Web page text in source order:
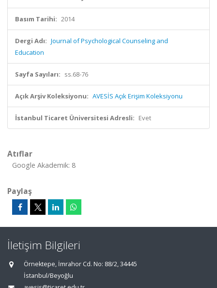
Basım Tarihi: 2014
Dergi Adı: Journal of Psychological Counseling and
Education
Sayfa Sayıları: ss.68-76
Açık Arşiv Koleksiyonu: AVESİS Açık Erişim Koleksiyonu
İstanbul Ticaret Üniversitesi Adresli: Evet
Atıflar
Google Akademik: 8
Paylaş
İletişim Bilgileri
Örnektepe, İmrahor Cd. No: 88/2, 34445
İstanbul/Beyoğlu